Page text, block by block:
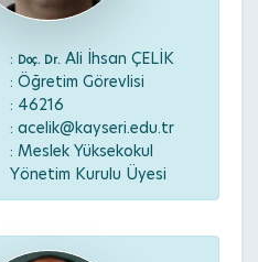
: Doç. Dr. Ali İhsan ÇELİK
: Öğretim Görevlisi
: 46216
: acelik@kayseri.edu.tr
: Meslek Yüksekokul
Yönetim Kurulu Üyesi